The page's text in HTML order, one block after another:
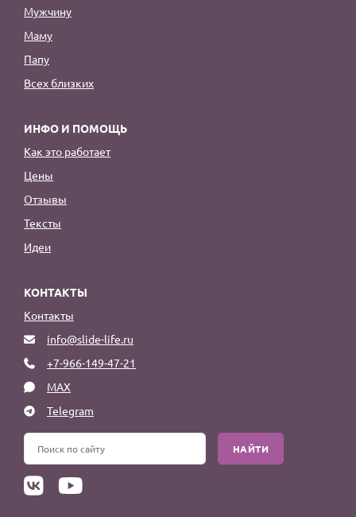
Мужчину
Маму
Папу
Всех близких
ИНФО И ПОМОЩЬ
Как это работает
Цены
Отзывы
Тексты
Идеи
КОНТАКТЫ
Контакты
info@slide-life.ru
+7-966-149-47-21
MAX
Telegram
НАЙТИ